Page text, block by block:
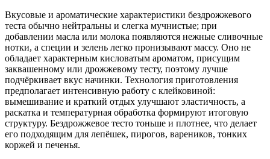
Вкусовые и ароматические характеристики бездрожжевого
теста обычно нейтральны и слегка мучнистые; при
добавлении масла или молока появляются нежные сливочные
нотки, а специи и зелень легко пронизывают массу. Оно не
обладает характерным кисловатым ароматом, присущим
заквашенному или дрожжевому тесту, поэтому лучше
подчёркивает вкус начинки. Технология приготовления
предполагает интенсивную работу с клейковиной:
вымешивание и краткий отдых улучшают эластичность, а
раскатка и температурная обработка формируют итоговую
структуру. Бездрожжевое тесто тоньше и плотнее, что делает
его подходящим для лепёшек, пирогов, вареников, тонких
коржей и печенья.